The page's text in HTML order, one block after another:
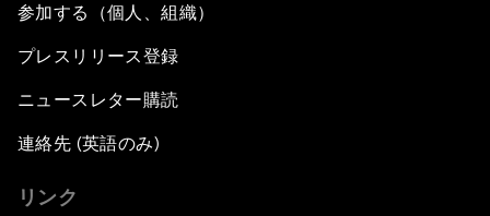
参加する（個人、組織）
プレスリリース登録
ニュースレター購読
連絡先 (英語のみ)
リンク